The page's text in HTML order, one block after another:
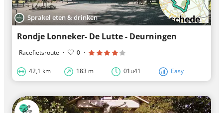
Sprakel eten & drinken
Rondje Lonneker- De Lutte - Deurningen
Racefietsroute · 0 ·
42,1 km 183 m 01u41 Easy